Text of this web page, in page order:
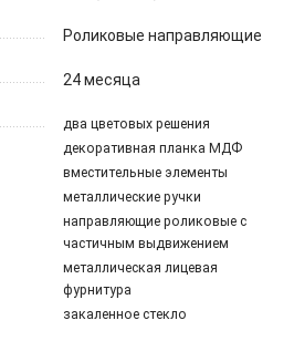
Роликовые направляющие
24 месяца
два цветовых решения
декоративная планка МДФ
вместительные элементы
металлические ручки
направляющие роликовые с
частичным выдвижением
металлическая лицевая
фурнитура
закаленное стекло